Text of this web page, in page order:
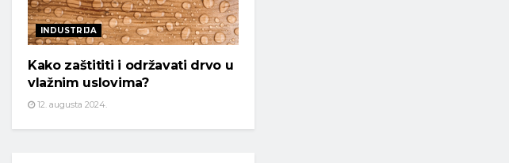
INDUSTRIJA
Kako zaštititi i održavati drvo u
vlažnim uslovima?
12. augusta 2024.